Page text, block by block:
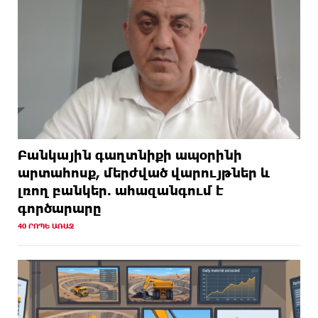
Բանկային գաղտնիքի ապօրինի
արտահոսք, մերժված վարույթներ և
լռող բանկեր. ահազանգում է
գործարարը
40 ՐՈՊԵ ԱՌԱՋ